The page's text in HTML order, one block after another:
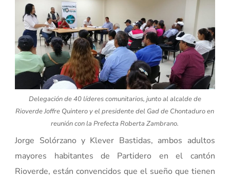
Delegación de 40 líderes comunitarios, junto al alcalde de
Rioverde Joffre Quintero y el presidente del Gad de Chontaduro en
reunión con la Prefecta Roberta Zambrano.
Jorge Solórzano y Klever Bastidas, ambos adultos
mayores habitantes de Partidero en el cantón
Rioverde, están convencidos que el sueño que tienen